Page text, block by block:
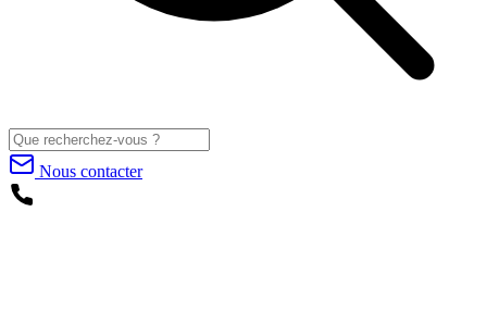
Nous contacter